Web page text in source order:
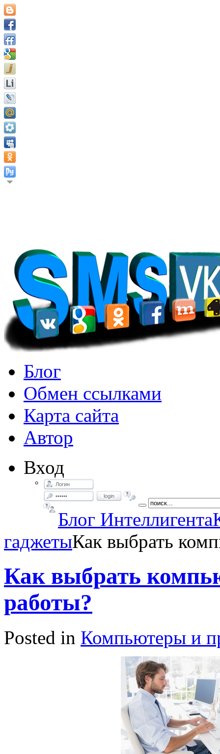
Блог
Обмен ссылками
Карта сайта
Автор
Вход
login
Блог Интеллигента
гаджетыКак выбрать
Как выбрать
работы?
Posted in Компьютеры и